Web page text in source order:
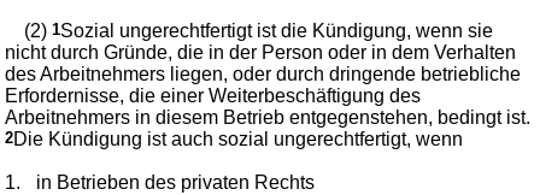
(2)1Sozial ungerechtfertigt ist die Kündigung, wenn sie
nicht durch Gründe, die in der Person oder in dem Verhalten
des Arbeitnehmers liegen, oder durch dringende betriebliche
Erfordernisse, die einer Weiterbeschäftigung des
Arbeitnehmers in diesem Betrieb entgegenstehen, bedingt ist.
2Die Kündigung ist auch sozial ungerechtfertigt, wenn
1. in Betrieben des privaten Rechts